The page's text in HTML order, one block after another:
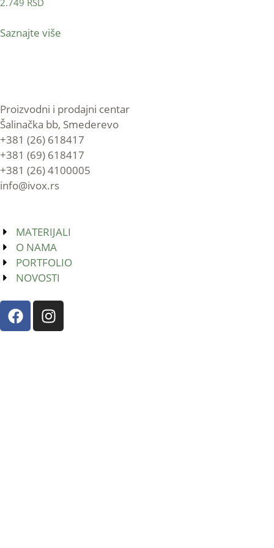
Saznajte više
Proizvodni i prodajni centar
Šalinačka bb, Smederevo
+381 (26) 618417
+381 (69) 618417
+381 (26) 4100005
info@ivox.rs
MATERIJALI
O NAMA
PORTFOLIO
NOVOSTI